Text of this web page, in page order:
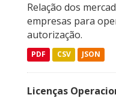
Relação dos
empresas para
autorização.
PDF CSV JSON
Licenças